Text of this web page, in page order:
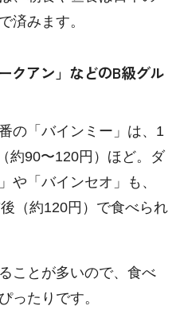
済みます。
クアン」などのB級グル
の「バインミー」は、1
約90〜120円）ほど。ダ
や「バインセオ」も、
（約120円）で食べられ
ことが多いので、食べ
ったりです。